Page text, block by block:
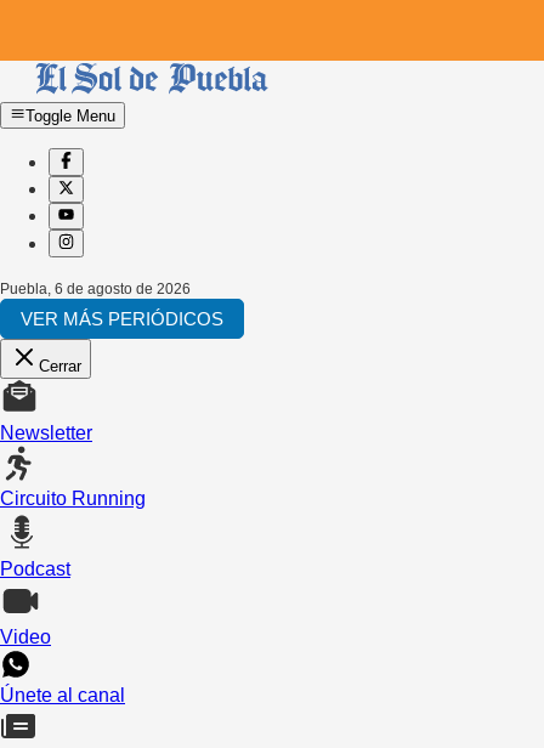
Toggle Menu
Puebla 6 de agosto de 2026
VER MÁS PERIÓDICOS
Cerrar
Newsletter
Circuito Running
Podcast
Video
Únete al canal